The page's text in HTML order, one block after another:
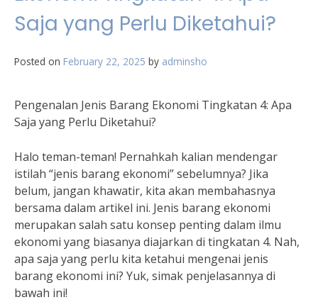
Saja yang Perlu Diketahui?
Posted on February 22, 2025 by adminsho
Pengenalan Jenis Barang Ekonomi Tingkatan 4: Apa
Saja yang Perlu Diketahui?
Halo teman-teman! Pernahkah kalian mendengar
istilah “jenis barang ekonomi” sebelumnya? Jika
belum, jangan khawatir, kita akan membahasnya
bersama dalam artikel ini. Jenis barang ekonomi
merupakan salah satu konsep penting dalam ilmu
ekonomi yang biasanya diajarkan di tingkatan 4. Nah,
apa saja yang perlu kita ketahui mengenai jenis
barang ekonomi ini? Yuk, simak penjelasannya di
bawah ini!